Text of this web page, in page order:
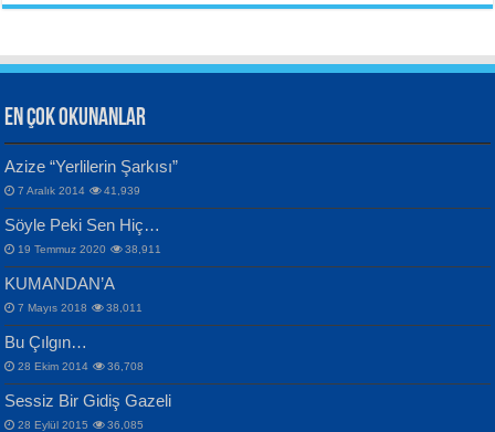
VAHDETTİN YİĞİTCAN
Samimiyet Nedir?...
İPEK ACAR SERT
Gazze’nin Şecaati, Ümmetin İmtihanı...
Aynı Güneşin Altında...
Bülent Sağlam
Mescid-i Aksâ Üstüne Ay!...
Selahattin Yıldız
İdrakimle Üşürken...
CAHİT SITKI TARANCI
Otuz Beş Yaş Şiiri...
ERDEM BAYAZIT
Sana, Bana, Vatanıma, Ülkemin
İnsanlarına Dair...
EN ÇOK OKUNANLAR
Azize “Yerlilerin Şarkısı”
7 Aralık 2014 41,939
Söyle Peki Sen Hiç…
19 Temmuz 2020 38,911
KUMANDAN’A
7 Mayıs 2018 38,011
Bu Çılgın…
28 Ekim 2014 36,708
Sessiz Bir Gidiş Gazeli
28 Eylül 2015 36,085